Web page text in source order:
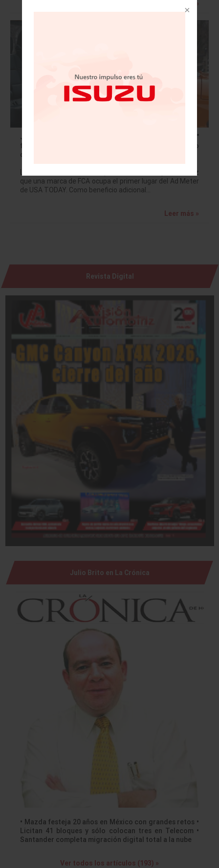
Leer más »
Jeep Gladiator y Bill Murray en "Groundhog Day"
fueron el comercial favorito de la audiencia el pasado
domingo según USA Today
La victoria de la marca Jeep se traduce en la primera vez
que una marca de FCA ocupa el primer lugar del Ad Meter
de USA TODAY. Como beneficio adicional…
Leer más »
Revista Digital
Julio Brito en La Crónica
• Mazda festeja 20 años en México con grandes retos •
Licitan 41 bloques y sólo colocan tres en Telecom •
Santander completa migración digital total a la nube
Ver todos los artículos (193) »